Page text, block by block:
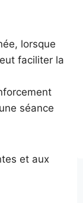
lorsque
faciliter la
séance
et aux